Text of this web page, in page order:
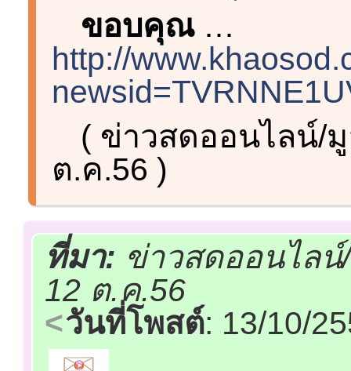
ขอบคุณ…
http://
( ข่าวสดออนไลน์/
ต.ค.56 )
ที่มา: ข่าวสดออนไล
12 ต.ค.56
วันที่โพสต์: 13/10/